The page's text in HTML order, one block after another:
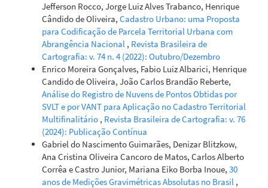
10.14393/rbcv73n2-55420
Da Silva L.M.(2020-01-01)
Detection and assessment of geodynamic effects on a
portion of Brazilian GNSS stations.Revista Brasileira De
Geografia Fisica, 13(4), 1802-1818.
10.26848/rbgf.v13.4.p1802-1818
Jefferson Rocco, Jorge Luiz Alves Trabanco, Henrique
Cândido de Oliveira, Cadastro Urbano: uma Proposta
para Codificação de Parcela Territorial Urbana com
Abrangência Nacional , Revista Brasileira de
Cartografia: v. 74 n. 4 (2022): Outubro/Dezembro
Enrico Moreira Gonçalves, Fabio Luiz Albarici, Henrique
Candido de Oliveira, João Carlos Brandão Reberte,
Análise do Registro de Nuvens de Pontos Obtidas por
SVLT e por VANT para Aplicação no Cadastro Territorial
Multifinalitário , Revista Brasileira de Cartografia: v. 76
(2024): Publicação Contínua
Gabriel do Nascimento Guimarães, Denizar Blitzkow,
Ana Cristina Oliveira Cancoro de Matos, Carlos Alberto
Corrêa e Castro Junior, Mariana Eiko Borba Inoue, 30
anos de Medições Gravimétricas Absolutas no Brasil ,